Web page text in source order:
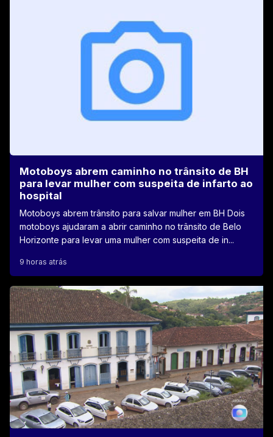
Motoboys abrem caminho no trânsito de BH
para levar mulher com suspeita de infarto ao
hospital
Motoboys abrem trânsito para salvar mulher em BH Dois
motoboys ajudaram a abrir caminho no trânsito de Belo
Horizonte para levar uma mulher com suspeita de in...
9 horas atrás